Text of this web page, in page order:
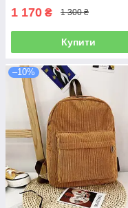
1 170 ₴ 1 300 ₴
Купити
–10%